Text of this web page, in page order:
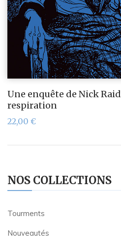
NOS COLLECTIONS
Tourments
Nouveautés
Une enquête de Nick
respiration
22,00 €